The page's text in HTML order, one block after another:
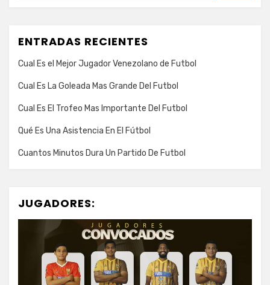
ENTRADAS RECIENTES
Cual Es el Mejor Jugador Venezolano de Futbol
Cual Es La Goleada Mas Grande Del Futbol
Cual Es El Trofeo Mas Importante Del Futbol
Qué Es Una Asistencia En El Fútbol
Cuantos Minutos Dura Un Partido De Futbol
JUGADORES: